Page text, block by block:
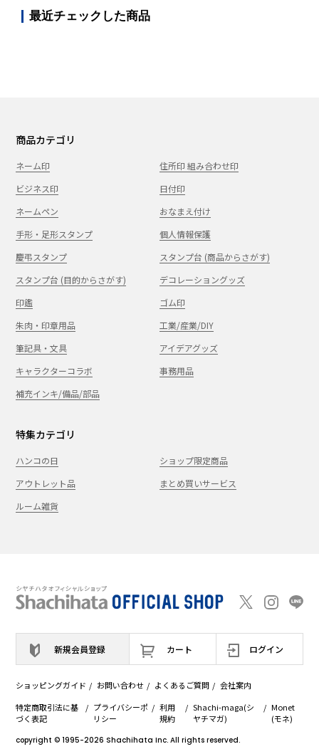
最近チェックした商品
商品カテゴリ
ネーム印
住所印 組み合わせ印
ビジネス印
日付印
ネームペン
おなまえ付け
手形・足形スタンプ
個人情報保護
慶弔スタンプ
スタンプ台 (商品からさがす)
スタンプ台 (目的からさがす)
デコレーショングッズ
印鑑
ゴム印
朱肉・印章用品
工業/産業/DIY
筆記具・文具
アイデアグッズ
キャラクターコラボ
事務用品
補充インキ/備品/部品
特集カテゴリ
ハンコの日
ショップ限定商品
アウトレット品
まとめ買いサービス
ルーム雑貨
新規会員登録 カート ログイン
ショッピングガイド お問い合わせ よくあるご質問
会社案内
特定商取引法に基
づく表記
プライバシーポ
リシー
利用
規約
Shachi-maga(シ
ヤチマガ)
Monet
(モネ)
copyright © 1995-2026 Shachihata Inc. All rights reserved.